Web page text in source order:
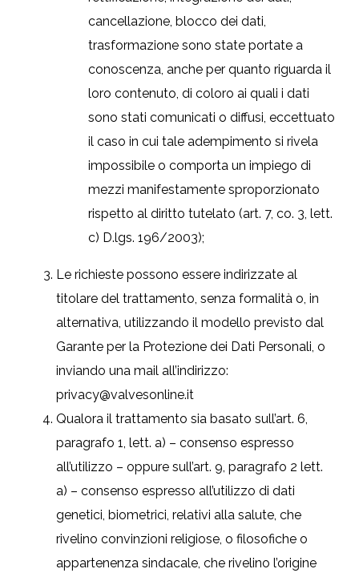
cancellazione, blocco dei dati,
trasformazione sono state portate a
conoscenza, anche per quanto riguarda il
loro contenuto, di coloro ai quali i dati
sono stati comunicati o diffusi, eccettuato
il caso in cui tale adempimento si rivela
impossibile o comporta un impiego di
mezzi manifestamente sproporzionato
rispetto al diritto tutelato (art. 7, co. 3, lett.
c) D.lgs. 196/2003);
Le richieste possono essere indirizzate al
titolare del trattamento, senza formalità o, in
alternativa, utilizzando il modello previsto dal
Garante per la Protezione dei Dati Personali, o
inviando una mail all’indirizzo:
privacy@valvesonline.it
Qualora il trattamento sia basato sull’art. 6,
paragrafo 1, lett. a) – consenso espresso
all’utilizzo – oppure sull’art. 9, paragrafo 2 lett.
a) – consenso espresso all’utilizzo di dati
genetici, biometrici, relativi alla salute, che
rivelino convinzioni religiose, o filosofiche o
appartenenza sindacale, che rivelino l’origine